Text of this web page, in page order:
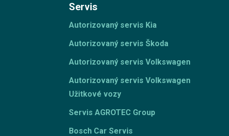
Servis
Autorizovaný servis Kia
Autorizovaný servis Škoda
Autorizovaný servis Volkswagen
Autorizovaný servis Volkswagen
Užitkové vozy
Servis AGROTEC Group
Bosch Car Servis